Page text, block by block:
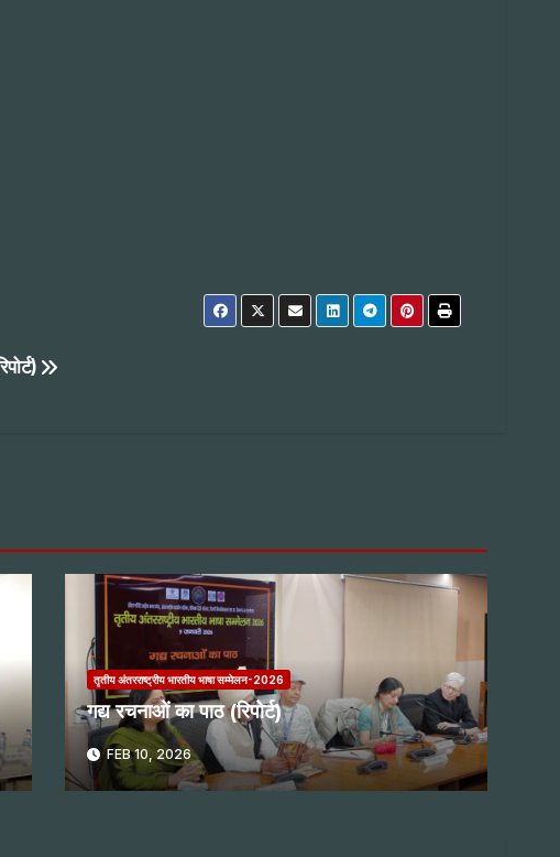
तृतीय अंतरराष्ट्रीय भारतीय भाषा सम्मेलन-2026
गद्य रचनाओं का पाठ (रिपोर्ट)
FEB 10, 2026